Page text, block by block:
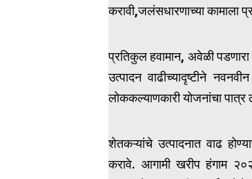
करावी,जलंसधारणाच्या कामाला
प्रतिकुल हवामान, अवेळी
उत्पादन वाढीच्यादृष्टीने
लोककल्याणकारी योजनांचा पात्र
शेतकऱ्यांचे उत्पादनात वाढ
करावे. आगामी खरीप हंगाम